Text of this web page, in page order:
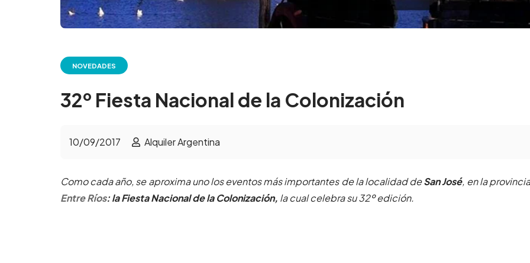
NOVEDADES
32º Fiesta Nacional de la Colonización
10/09/2017 Alquiler Argentina
Como cada año, se aproxima uno los eventos más importantes de la localidad deSan José, en la
Entre Ríos: la Fiesta Nacional de la Colonización, la cual celebra su 32º edición.